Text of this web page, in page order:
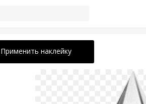
Применить наклейку